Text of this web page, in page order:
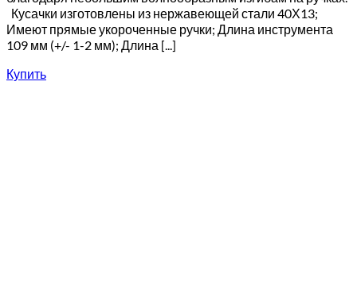
Кусачки изготовлены из нержавеющей стали 40Х13;
Имеют прямые укороченные ручки; Длина инструмента
109 мм (+/- 1-2 мм); Длина [...]
Купить